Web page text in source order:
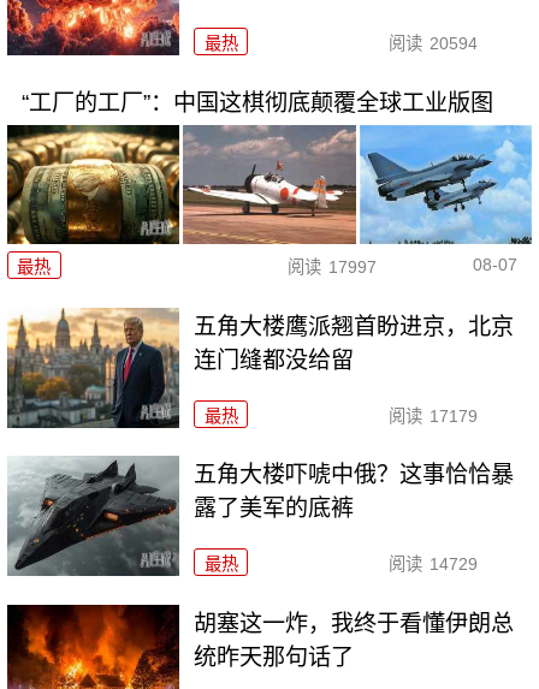
最热 阅读 20594
“工厂的工厂”：中国这棋彻底颠覆全球工业版图
最热 阅读 17997 08-07
五角大楼鹰派翘首盼进京，北京
连门缝都没给留
最热 阅读 17179
五角大楼吓唬中俄？这事恰恰暴
露了美军的底裤
最热 阅读 14729
胡塞这一炸，我终于看懂伊朗总
统昨天那句话了